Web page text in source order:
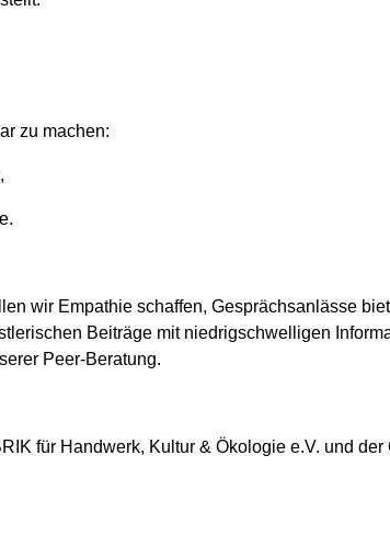
zu machen:
wir Empathie schaffen, Gesprächsanlässe
Beiträge mit niedrigschwelligen
Peer-Beratung.
für Handwerk, Kultur & Ökologie e.V. und der